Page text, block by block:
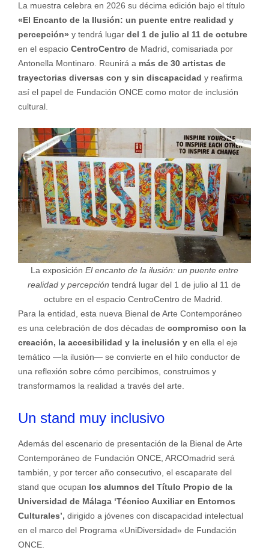
La muestra celebra en 2026 su décima edición bajo el título
«El Encanto de la Ilusión: un puente entre realidad y
percepción» y tendrá lugar del 1 de julio al 11 de octubre
en el espacio CentroCentro de Madrid, comisariada por
Antonella Montinaro. Reunirá a más de 30 artistas de
trayectorias diversas con y sin discapacidad y reafirma
así el papel de Fundación ONCE como motor de inclusión
cultural.
La exposición El encanto de la ilusión: un puente entre
realidad y percepción tendrá lugar del 1 de julio al 11 de
octubre en el espacio CentroCentro de Madrid.
Para la entidad, esta nueva Bienal de Arte Contemporáneo
es una celebración de dos décadas de compromiso con la
creación, la accesibilidad y la inclusión y en ella el eje
temático —la ilusión— se convierte en el hilo conductor de
una reflexión sobre cómo percibimos, construimos y
transformamos la realidad a través del arte.
Un stand muy inclusivo
Además del escenario de presentación de la Bienal de Arte
Contemporáneo de Fundación ONCE, ARCOmadrid será
también, y por tercer año consecutivo, el escaparate del
stand que ocupan los alumnos del Título Propio de la
Universidad de Málaga ‘Técnico Auxiliar en Entornos
Culturales’, dirigido a jóvenes con discapacidad intelectual
en el marco del Programa «UniDiversidad» de Fundación
ONCE.